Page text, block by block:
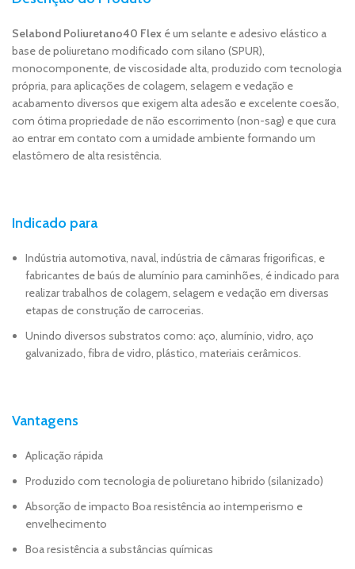
Selabond Poliuretano40 Flex é um selante e adesivo elástico a
base de poliuretano modificado com silano (SPUR),
monocomponente, de viscosidade alta, produzido com tecnologia
própria, para aplicações de colagem, selagem e vedação e
acabamento diversos que exigem alta adesão e excelente coesão,
com ótima propriedade de não escorrimento (non-sag) e que cura
ao entrar em contato com a umidade ambiente formando um
elastômero de alta resistência.
Indicado para
Indústria automotiva, naval, indústria de câmaras frigorificas, e
fabricantes de baús de alumínio para caminhões, é indicado para
realizar trabalhos de colagem, selagem e vedação em diversas
etapas de construção de carrocerias.
Unindo diversos substratos como: aço, alumínio, vidro, aço
galvanizado, fibra de vidro, plástico, materiais cerâmicos.
Vantagens
Aplicação rápida
Produzido com tecnologia de poliuretano hibrido (silanizado)
Absorção de impacto Boa resistência ao intemperismo e
envelhecimento
Boa resistência a substâncias químicas